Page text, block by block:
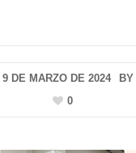
DE MARZO DE 2024 BY
0